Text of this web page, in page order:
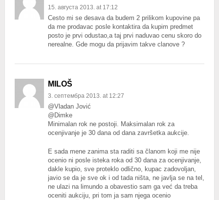
15. августа 2013. at 17:12
Cesto mi se desava da budem 2 prilikom kupovine pa
da me prodavac posle kontaktira da kupim predmet
posto je prvi odustao,a taj prvi naduvao cenu skoro do
nerealne. Gde mogu da prijavim takve clanove ?
MILOŠ
3. септембра 2013. at 12:27
@Vladan Jović
@Dimke
Minimalan rok ne postoji. Maksimalan rok za
ocenjivanje je 30 dana od dana završetka aukcije.
E sada mene zanima sta raditi sa članom koji me nije
ocenio ni posle isteka roka od 30 dana za ocenjivanje,
dakle kupio, sve proteklo odlično, kupac zadovoljan,
javio se da je sve ok i od tada ništa, ne javlja se na tel,
ne ulazi na limundo a obavestio sam ga već da treba
oceniti aukciju, pri tom ja sam njega ocenio